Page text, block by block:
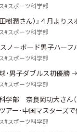
#スポーツ科学部
田樹潤さん）』４月より
#スポーツ科学部
ノーボード男子ハーフ
#スポーツ科学部
・男子ダブルス初優勝
#スポーツ科学部
学部 奈良岡功大さん
アー・中国マスターズ
#スポーツ科学部